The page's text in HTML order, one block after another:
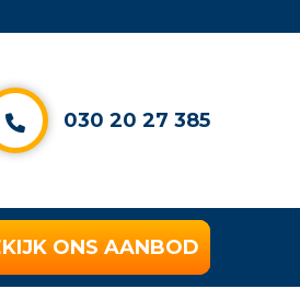
030 20 27 385
ONS AANBOD